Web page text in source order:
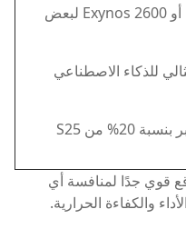
نسخة "For Galaxy" أو Exynos 2600 لبعض
(مثالي للذكاء الاصطناعي
غرفة تبريد بالبخار أكبر بنسبة 20% من S25
قوي جدًا لمنافسة أي
والكفاءة الحرارية.